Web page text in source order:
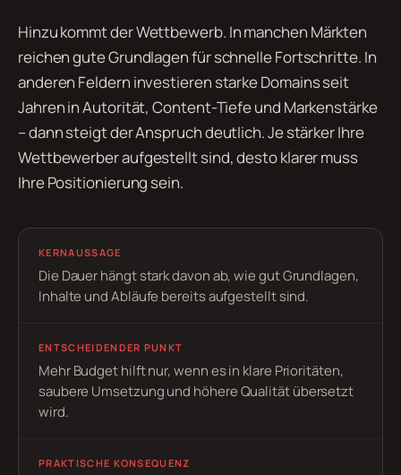
Hinzu kommt der Wettbewerb. In manchen Märkten
reichen gute Grundlagen für schnelle Fortschritte. In
anderen Feldern investieren starke Domains seit
Jahren in Autorität, Content-Tiefe und Markenstärke
– dann steigt der Anspruch deutlich. Je stärker Ihre
Wettbewerber aufgestellt sind, desto klarer muss
Ihre Positionierung sein.
KERNAUSSAGE
Die Dauer hängt stark davon ab, wie gut Grundlagen,
Inhalte und Abläufe bereits aufgestellt sind.
ENTSCHEIDENDER PUNKT
Mehr Budget hilft nur, wenn es in klare Prioritäten,
saubere Umsetzung und höhere Qualität übersetzt
wird.
PRAKTISCHE KONSEQUENZ